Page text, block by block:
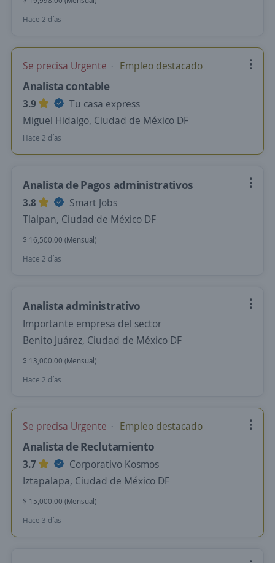
Hace 2 días
Se precisa Urgente Empleo destacado
Analista contable
3.9
Tu casa express
Miguel Hidalgo, Ciudad de México DF
Hace 2 días
Analista de Pagos administrativos
3.8
Smart Jobs
Tlalpan, Ciudad de México DF
$ 16,500.00 (Mensual)
Hace 2 días
Analista administrativo
Importante empresa del sector
Benito Juárez, Ciudad de México DF
$ 13,000.00 (Mensual)
Hace 2 días
Se precisa Urgente Empleo destacado
Analista de Reclutamiento
3.7
Corporativo Kosmos
Iztapalapa, Ciudad de México DF
$ 15,000.00 (Mensual)
Hace 3 días